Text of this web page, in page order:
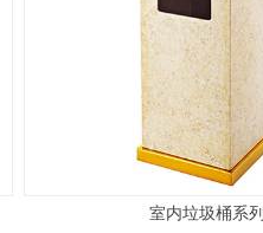
室内垃圾桶系列